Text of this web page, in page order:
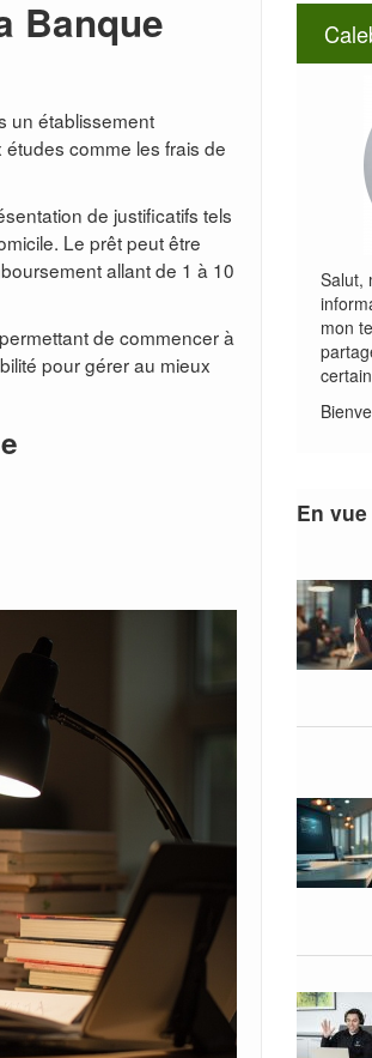
Banque
un établissement
études comme les frais de
de justificatifs tels
Le prêt peut être
allant de 1 à 10
de commencer à
pour gérer au mieux
Salut,
mon
En vue